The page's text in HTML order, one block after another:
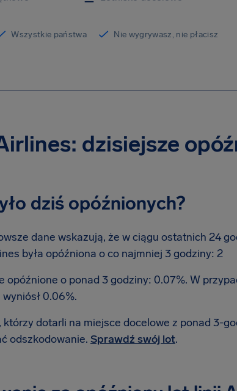
Wszystkie państwa Nie wygrywasz, nie płacisz
dzisiejsze
dziś opóźnionych?
dane wskazują, że w ciągu ostatnich 24
była opóźniona o co najmniej 3 godziny: 2
opóźnione o ponad 3 godziny: 0.07%. W
0.06%.
którzy dotarli na miejsce docelowe z ponad 3-
odszkodowanie. Sprawdź swój lot.